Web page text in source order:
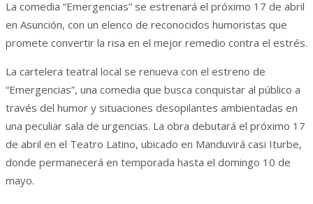
La comedia “Emergencias” se estrenará el próximo 17 de abril
en Asunción, con un elenco de reconocidos humoristas que
promete convertir la risa en el mejor remedio contra el estrés.
La cartelera teatral local se renueva con el estreno de
“Emergencias”, una comedia que busca conquistar al público a
través del humor y situaciones desopilantes ambientadas en
una peculiar sala de urgencias. La obra debutará el próximo 17
de abril en el Teatro Latino, ubicado en Manduvirá casi Iturbe,
donde permanecerá en temporada hasta el domingo 10 de
mayo.